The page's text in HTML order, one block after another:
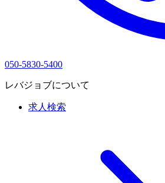
050-5830-5400
レバジョブについて
求人検索